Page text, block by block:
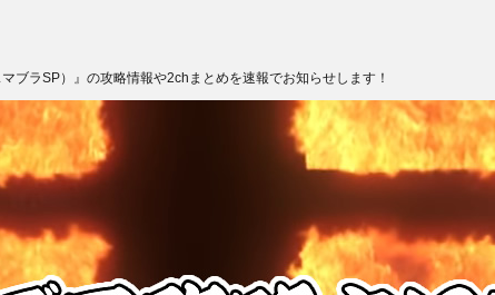
ブラSP）』の攻略情報や2chまとめを速報でお知らせします！